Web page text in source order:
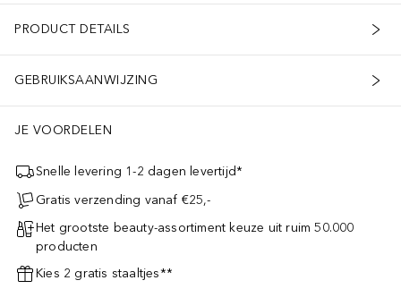
PRODUCT DETAILS
GEBRUIKSAANWIJZING
JE VOORDELEN
Snelle levering 1-2 dagen levertijd*
Gratis verzending vanaf €25,-
Het grootste beauty-assortiment keuze uit ruim 50.000
producten
Kies 2 gratis staaltjes**